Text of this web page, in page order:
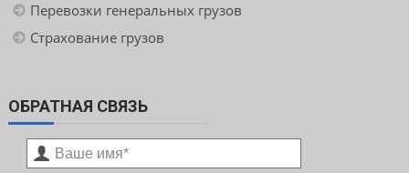
Перевозки генеральных грузов
Страхование грузов
ОБРАТНАЯ СВЯЗЬ